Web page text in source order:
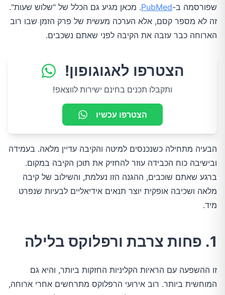
שפורסמה ב-PubMed. מכאן מגיע גם הכלל של "שלוש שעות".
זה לא מספר קסם, אלא הערכה מעשית של פרק הזמן שבו רוב
הארוחה כבר עזבה את הקיבה לפני שאתם נשכבים.
הצטרפו לאגוגופון!
ותקבלו תכנים בחינם ישירות לווצאפ!
הצטרפו עכשיו
הבעיה מתחילה כשנכנסים למיטה והקיבה עדיין מלאה. בעמידה
ובישיבה כוח הכבידה עוזר להחזיק את תוכן הקיבה במקום.
ברגע שאתם שוכבים, ההגנה הזו נעלמת, והשילוב של קיבה
מלאה ושכיבה אופקית יוצר תנאים אידיאליים לבעיות שנפרט
מיד.
1. פחות צרבת ורפלוקס בלילה
זו ההשפעה עם הראיות הקליניות החזקות ביותר, והיא גם
המוחשית ביותר. רוב אירועי הרפלוקס מתרחשים אחרי ארוחה,